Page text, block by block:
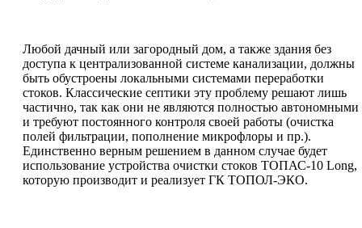
Любой дачный или загородный дом, а также здания без
доступа к централизованной системе канализации, должны
быть обустроены локальными системами переработки
стоков. Классические септики эту проблему решают лишь
частично, так как они не являются полностью автономными
и требуют постоянного контроля своей работы (очистка
полей фильтрации, пополнение микрофлоры и пр.).
Единственно верным решением в данном случае будет
использование устройства очистки стоков ТОПАС-10 Long,
которую производит и реализует ГК ТОПОЛ-ЭКО.